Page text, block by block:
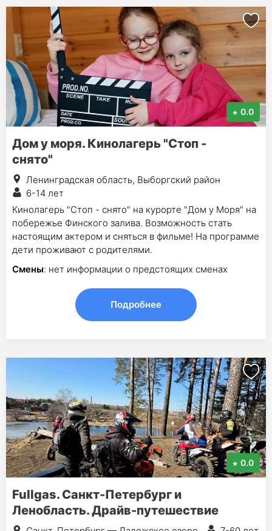
0.0
Дом у моря. Кинолагерь "Стоп -
снято"
Ленинградская область, Выборгский район
6-14 лет
Кинолагерь "Стоп - снято" на курорте "Дом у Моря" на
побережье Финского залива. Возможность стать
настоящим актером и сняться в фильме! На программе
дети проживают с родителями.
Смены: нет информации о предстоящих сменах
Подробнее
0.0
Fullgas. Санкт-Петербург и
Ленобласть. Драйв-путешествие